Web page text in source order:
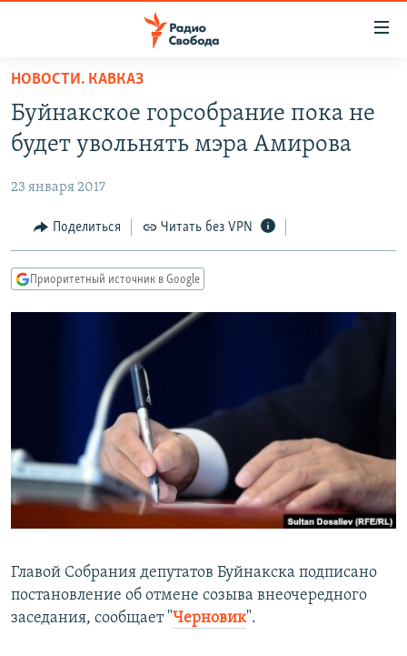
упрощенного
доступа
Вернуться
основному
Вернутся
главной
навигации
Вернутся
ПОДКАСТЫ
АВТОРСКИЕ ПРОЕКТЫ
ЦИТАТЫ СВОБОДЫ
МНЕНИЯ
IDEL.РЕАЛИИ
СЕВЕР.РЕАЛИИ
СИБИРЬ.РЕАЛИИ
РАСПИСАНИЕ ВЕЩАНИЯ
ПОДПИШИТЕСЬ НА РАССЫЛКУ
СОЦИАЛЬНЫЕ СЕТИ
Все сайты РСЕ/РС
НОВОСТИ. КАВКАЗ
Буйнакское горсобрание пока не
будет увольнять мэра Амирова
23 января 2017
Поделиться Читать без VPN
Приоритетный источник в Google
Главой Собрания депутатов Буйнакска подписано
постановление об отмене созыва внеочередного
заседания, сообщает "Черновик".